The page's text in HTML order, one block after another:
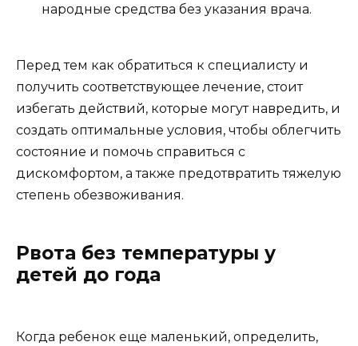
народные средства без указания врача.
Перед тем как обратиться к специалисту и
получить соответствующее лечение, стоит
избегать действий, которые могут навредить, и
создать оптимальные условия, чтобы облегчить
состояние и помочь справиться с
дискомфортом, а также предотвратить тяжелую
степень обезвоживания.
Рвота без температуры у
детей до года
Когда ребенок еще маленький, определить,